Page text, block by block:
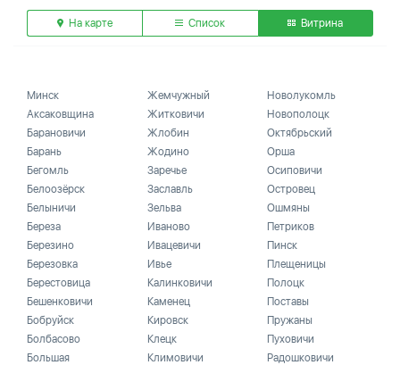
На карте Список Витрина
Минск
Аксаковщина
Барановичи
Барань
Бегомль
Белоозёрск
Белыничи
Береза
Березино
Березовка
Берестовица
Бешенковичи
Бобруйск
Болбасово
Большая
Жемчужный
Житковичи
Жлобин
Жодино
Заречье
Заславль
Зельва
Иваново
Ивацевичи
Ивье
Калинковичи
Каменец
Кировск
Клецк
Климовичи
Новолукомль
Новополоцк
Октябрьский
Орша
Осиповичи
Островец
Ошмяны
Петриков
Пинск
Плещеницы
Полоцк
Поставы
Пружаны
Пуховичи
Радошковичи